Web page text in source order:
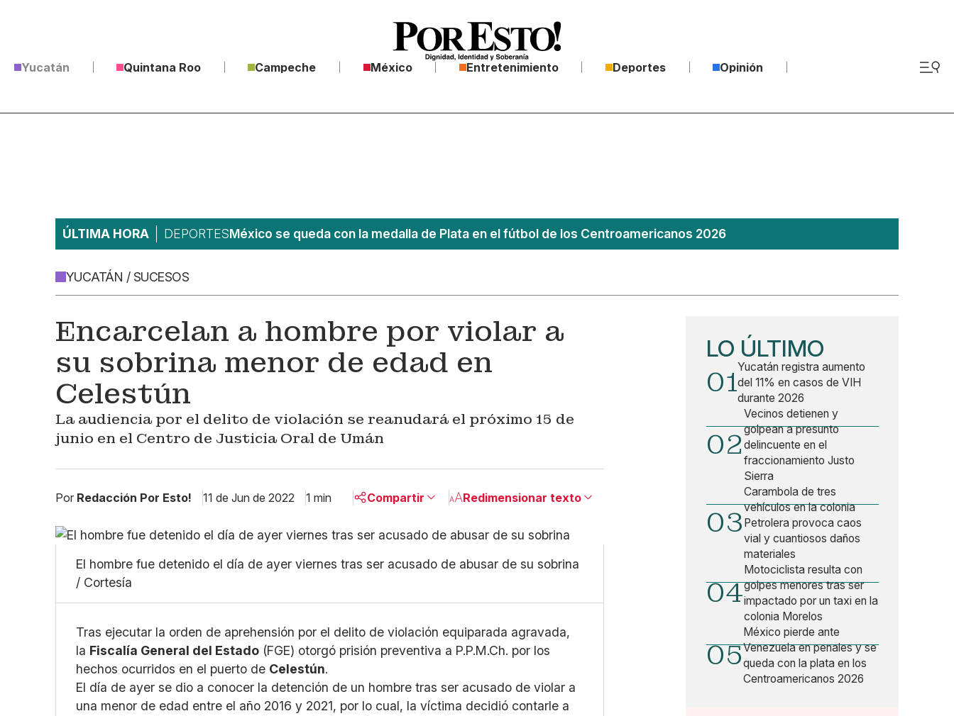
Yucatán Quintana Roo Campeche México Entretenimiento Deportes Opinión
ÚLTIMA HORA DEPORTESMéxico se queda con la medalla de Plata en el fútbol de los Centroamericanos 2026
YUCATÁN / SUCESOS
Encarcelan a hombre por violar a
su sobrina menor de edad en
Celestún
La audiencia por el delito de violación se reanudará el próximo 15 de
junio en el Centro de Justicia Oral de Umán
Por Redacción Por Esto! 11 de Jun de 2022 1 min Compartir
Linkedin
Facebook
Copiar enlace
Redimensionar texto
Pequeño
Grande
El hombre fue detenido el día de ayer viernes tras ser acusado de abusar de su sobrina
/ Cortesía
Tras ejecutar la orden de aprehensión por el delito de violación equiparada agravada,
la Fiscalía General del Estado (FGE) otorgó prisión preventiva a P.P.M.Ch. por los
hechos ocurridos en el puerto de Celestún.
El día de ayer se dio a conocer la detención de un hombre tras ser acusado de violar a
una menor de edad entre el año 2016 y 2021, por lo cual, la víctima decidió contarle a
LO ÚLTIMO
01Yucatán registra aumento
del 11% en casos de VIH
durante 2026
02
Vecinos detienen y
golpean a presunto
delincuente en el
fraccionamiento Justo
Sierra
03
Carambola de tres
vehículos en la colonia
Petrolera provoca caos
vial y cuantiosos daños
materiales
04
Motociclista resulta con
golpes menores tras ser
impactado por un taxi en la
colonia Morelos
05
México pierde ante
Venezuela en penales y se
queda con la plata en los
Centroamericanos 2026